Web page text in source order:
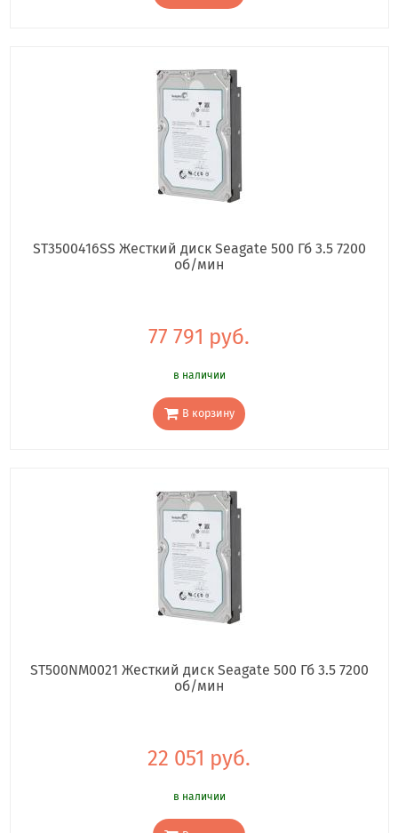
ST3500416SS Жесткий диск Seagate 500 Гб 3.5 7200
об/мин
77 791 руб.
в наличии
В корзину
ST500NM0021 Жесткий диск Seagate 500 Гб 3.5 7200
об/мин
22 051 руб.
в наличии